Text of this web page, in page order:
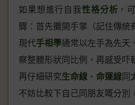
如果想進行自我性格分析 ，
驟：首先攤開手掌（記住傳統
現代手相學通常以左手為先天
察整體形狀同比例，再感受吓
再仔細研究生命線 、 命運線 同
不妨比較下自己同朋友嘅分別